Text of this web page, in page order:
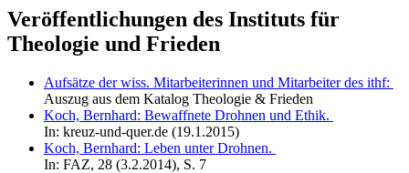
Veröffentlichungen des Instituts für
Theologie und Frieden
Aufsätze der wiss. Mitarbeiterinnen und Mitarbeiter des ithf:
Auszug aus dem Katalog Theologie & Frieden
Koch, Bernhard: Bewaffnete Drohnen und Ethik.
In: kreuz-und-quer.de (19.1.2015)
Koch, Bernhard: Leben unter Drohnen.
In: FAZ, 28 (3.2.2014), S. 7